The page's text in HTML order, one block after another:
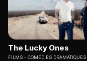
The Lucky Ones
FILMS COMÉDIES DRAMATIQUES